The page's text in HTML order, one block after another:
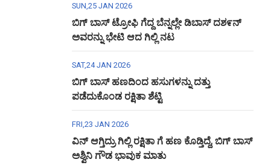
SUN,25 JAN 2026
ಬಿಗ್ ಬಾಸ್ ಟ್ರೋಫಿ ಗೆದ್ದ ಬೆನ್ನಲ್ಲೇ ಡಿಬಾಸ್ ದಶ೯ನ್
ಅವರನ್ನು ಭೇಟಿ ಆದ ಗಿಲ್ಲಿ ನಟ
SAT,24 JAN 2026
ಬಿಗ್ ಬಾಸ್ ಹಣದಿಂದ ಹಸುಗಳನ್ನು ದತ್ತು
ಪಡೆದುಕೊಂಡ ರಕ್ಷಿತಾ ಶೆಟ್ಟಿ
FRI,23 JAN 2026
ವಿನ್ ಆಗ್ತಿದ್ರು ಗಿಲ್ಲಿ ರಕ್ಷಿತಾ ಗೆ ಹಣ ಕೊಡ್ತಿದ್ದೆ, ಬಿಗ್ ಬಾಸ್
ಅಶ್ವಿನಿ ಗೌಡ ಭಾವುಕ ಮಾತು